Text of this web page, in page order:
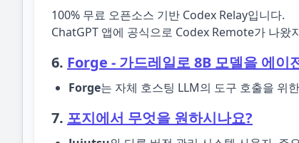
100% 무료 오픈소스 기반 Codex Relay입니다.
ChatGPT 앱에 공식으로 Codex Remote가 나
6. Forge - 가드레일로 8B 모델을 에이
Forge는 자체 호스팅 LLM의 도구 호출을 위
7. 포지에서 무엇을 원하시나요?